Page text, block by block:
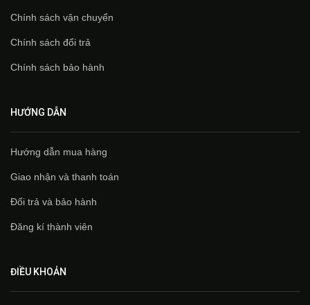
Chính sách vận chuyển
Chính sách đổi trả
Chính sách bảo hành
HƯỚNG DẪN
Hướng dẫn mua hàng
Giao nhận và thanh toán
Đổi trả và bảo hành
Đăng kí thành viên
ĐIỀU KHOẢN